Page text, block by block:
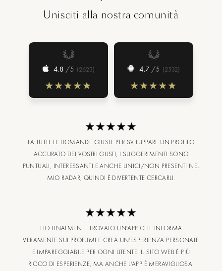
Unisciti alla nostra comunità
4.8 /5 (2623) 4.7 /5 (2532)
FA TUTTE LE DOMANDE GIUSTE PER SVILUPPARE UN PROFILO
ACCURATO DEI VOSTRI GUSTI, I SUGGERIMENTI SONO
PUNTUALI, INTERESSANTI E ANCHE UNICI/NON PRESENTI NEL
MIO RADAR, QUINDI È DIVERTENTE CERCARLI.
HO FINALMENTE TROVATO UN'APP CHE INFORMA
VERAMENTE SUI PROFUMI E CREA UN'ESPERIENZA PERSONALE
E IMPAREGGIABILE PER OGNI UTENTE. IL SITO WEB È PIÙ
RICCO DI ESPERIENZE, MA ANCHE L'APP È MERAVIGLIOSA.